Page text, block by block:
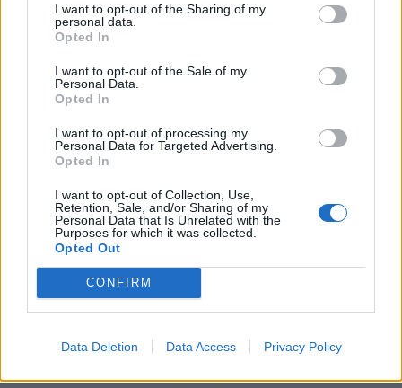
I want to opt-out of the Sharing of my
personal data.
Opted In
I want to opt-out of the Sale of my
Personal Data.
Opted In
I want to opt-out of processing my
Personal Data for Targeted Advertising.
Opted In
I want to opt-out of Collection, Use,
Retention, Sale, and/or Sharing of my
Personal Data that Is Unrelated with the
Purposes for which it was collected.
Opted Out
CONFIRM
Data Deletion Data Access Privacy Policy
Guaguas Municipales patrocina
‘Moby Dick’, espectáculo con el que
Teatro Cuyás
La empresa Guaguas Municipales patrocina ‘Moby Dick’,
obra de Herman Melville adaptada por Juan Cavestany,
dirigida por Andrés Lima y protagonizada por José María
Pou y con la que este fin de semana (viernes y sábado a
las 20.30 horas) arranca la nueva temporada del Teatro
Cuyás. La colaboración entre ambas entidades se
enmarca a su vez en un convenio que ha sido ratificado
por el concejal de Transporte de Las Palmas de Gran
Cultura del Cabildo y presidente de la... LEER MÁS